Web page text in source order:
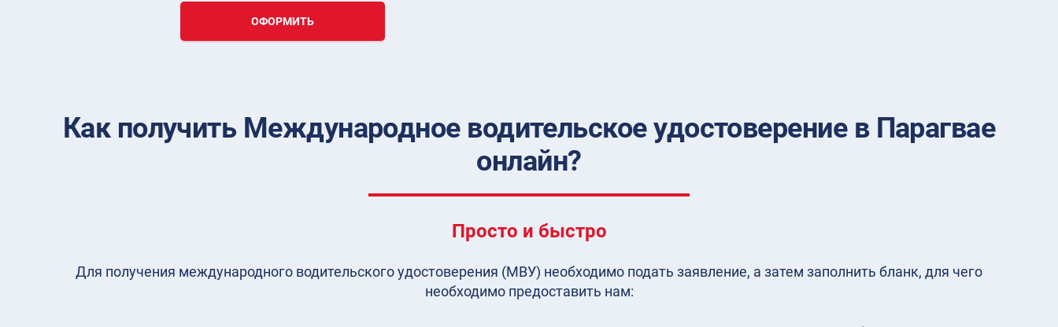
ОФОРМИТЬ
Как получить Международное водительское удостоверение в Парагвае
онлайн?
Просто и быстро
Для получения международного водительского удостоверения (МВУ) необходимо подать заявление, а затем заполнить бланк, для чего
необходимо предоставить нам: